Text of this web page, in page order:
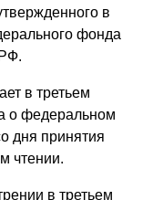
в
фонда
в третьем
о федеральном
дня принятия
чтении.
в третьем